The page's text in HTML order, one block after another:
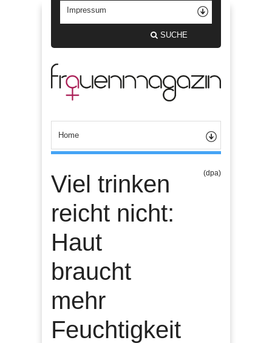
SUCHE
Viel trinken
reicht nicht:
Haut
braucht
mehr
Feuchtigkeit
(dpa)